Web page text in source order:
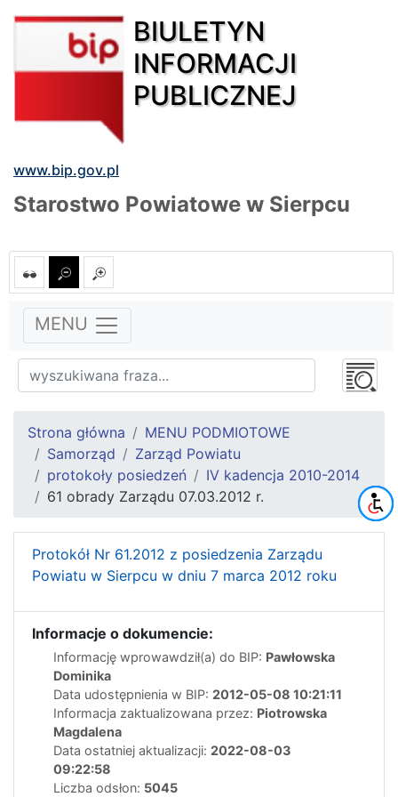
BIULETYN
INFORMACJI
PUBLICZNEJ
www.bip.gov.pl
Starostwo Powiatowe w Sierpcu
MENU
Strona główna
MENU PODMIOTOWE
Samorząd
Zarząd Powiatu
protokoły posiedzeń
IV kadencja 2010-2014
61 obrady Zarządu 07.03.2012 r.
Protokół Nr 61.2012 z posiedzenia Zarządu
Powiatu w Sierpcu w dniu 7 marca 2012 roku
Informacje o dokumencie:
Informację wprowawdził(a) do BIP: Pawłowska
Dominika
Data udostępnienia w BIP: 2012-05-08 10:21:11
Informacja zaktualizowana przez: Piotrowska
Magdalena
Data ostatniej aktualizacji: 2022-08-03
09:22:58
Liczba odsłon: 5045